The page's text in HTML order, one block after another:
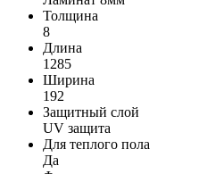
Толщина
8
Длина
1285
Ширина
192
Защитный слой
UV защита
Для теплого пола
Да